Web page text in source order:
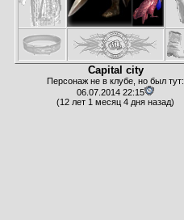
Capital city
Персонаж не в клубе, но был тут:
06.07.2014 22:15
(12 лет 1 месяц 4 дня назад)